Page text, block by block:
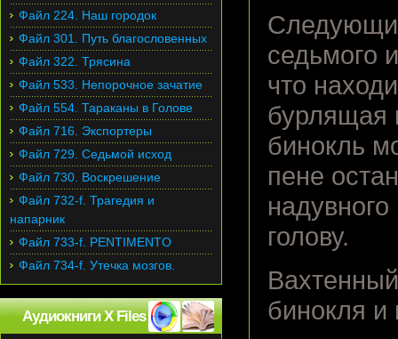
седьмого
что
бурлящая
бинокль
пене
голову.
бинокля и
Файл 224. Наш городок
Файл 301. Путь благословенных
Файл 322. Трясина
Файл 533. Непорочное зачатие
Файл 554. Тараканы в Голове
Файл 716. Экспортеры
Файл 729. Седьмой исход
Файл 730. Воскрешение
Файл 732-f. Трагедия и
напарник
Файл 733-f. PENTIMENTO
Файл 734-f. Утечка мозгов.
Аудиокниги X Files